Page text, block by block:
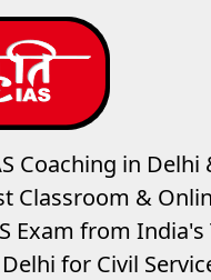
Coaching in Delhi
Classroom &
Exam from India's
for Civil